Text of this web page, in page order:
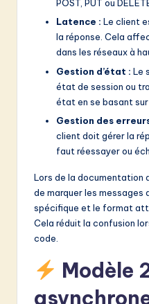
POST, PUT ou
Latence : Le client
la réponse. Cela
dans les réseaux à
Gestion d’état : Le
état de session ou
état en se basant
Gestion des
client doit gérer la
faut réessayer ou
Lors de la documentation
de marquer les messages
spécifique et le format
Cela réduit la confusion
code.
Modèle